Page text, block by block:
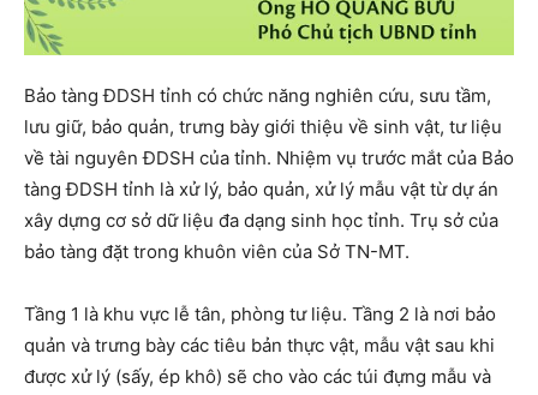
Bảo tàng ĐDSH tỉnh có chức năng nghiên cứu, sưu tầm,
lưu giữ, bảo quản, trưng bày giới thiệu về sinh vật, tư liệu
về tài nguyên ĐDSH của tỉnh. Nhiệm vụ trước mắt của Bảo
tàng ĐDSH tỉnh là xử lý, bảo quản, xử lý mẫu vật từ dự án
xây dựng cơ sở dữ liệu đa dạng sinh học tỉnh. Trụ sở của
bảo tàng đặt trong khuôn viên của Sở TN-MT.
Tầng 1 là khu vực lễ tân, phòng tư liệu. Tầng 2 là nơi bảo
quản và trưng bày các tiêu bản thực vật, mẫu vật sau khi
được xử lý (sấy, ép khô) sẽ cho vào các túi đựng mẫu và